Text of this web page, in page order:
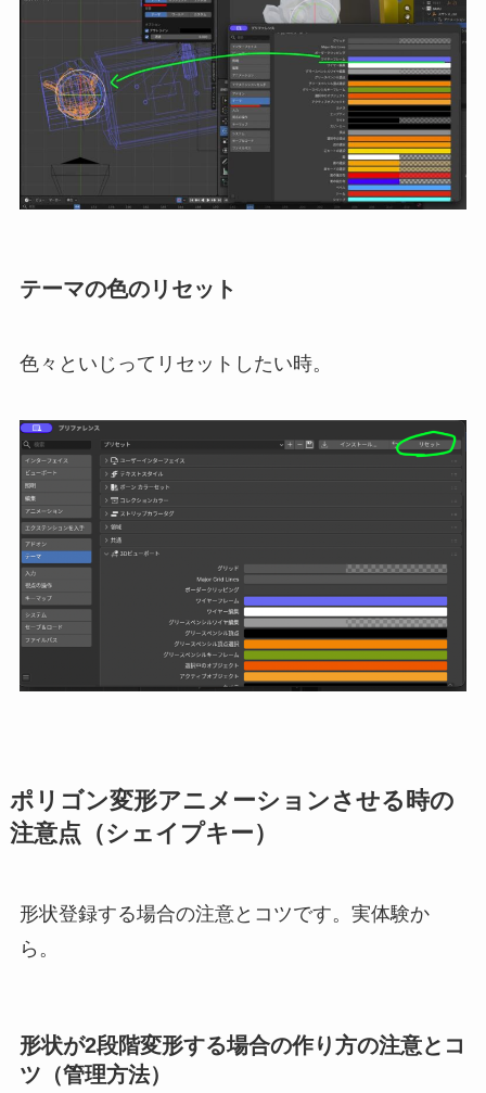
テーマの色のリセット
色々といじってリセットしたい時。
ポリゴン変形アニメーションさせる時の
注意点（シェイプキー）
形状登録する場合の注意とコツです。実体験か
ら。
形状が2段階変形する場合の作り方の注意とコ
ツ（管理方法）